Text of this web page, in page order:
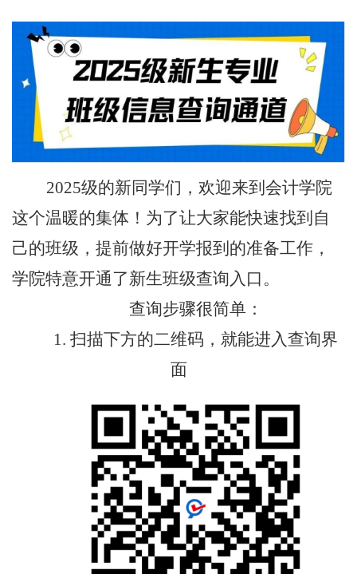
2025级的新同学们，欢迎来到会计学院
这个温暖的集体！为了让大家能快速找到自
己的班级，提前做好开学报到的准备工作，
学院特意开通了新生班级查询入口。
查询步骤很简单：
1. 扫描下方的二维码，就能进入查询界
面